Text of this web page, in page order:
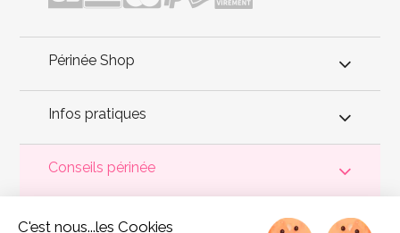
Périnée Shop
Infos pratiques
Conseils périnée
de muscler et de rééduquer le plancher pelvienpour éviter les
C'est nous...les Cookies